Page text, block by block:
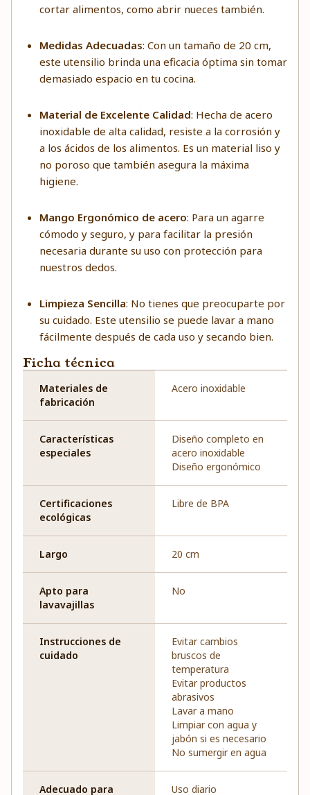
cortar alimentos, como abrir nueces también.
Medidas Adecuadas: Con un tamaño de 20 cm,
este utensilio brinda una eficacia óptima sin tomar
demasiado espacio en tu cocina.
Material de Excelente Calidad: Hecha de acero
inoxidable de alta calidad, resiste a la corrosión y
a los ácidos de los alimentos. Es un material liso y
no poroso que también asegura la máxima
higiene.
Mango Ergonómico de acero: Para un agarre
cómodo y seguro, y para facilitar la presión
necesaria durante su uso con protección para
nuestros dedos.
Limpieza Sencilla: No tienes que preocuparte por
su cuidado. Este utensilio se puede lavar a mano
fácilmente después de cada uso y secando bien.
Ficha técnica
Materiales de
fabricación
Acero inoxidable
Características
especiales
Diseño completo en
acero inoxidable
Diseño ergonómico
Certificaciones
ecológicas
Libre de BPA
Largo 20 cm
Apto para
lavavajillas
No
Instrucciones de
cuidado
Evitar cambios
bruscos de
temperatura
Evitar productos
abrasivos
Lavar a mano
Limpiar con agua y
jabón si es necesario
No sumergir en agua
Adecuado para Uso diario